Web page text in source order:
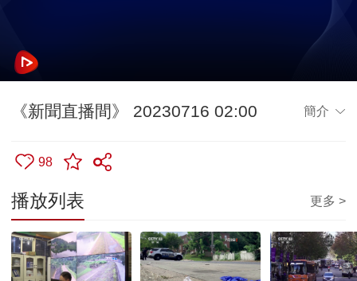
《新聞直播間》 20230716 02:00 簡介
98
播放列表 更多 >